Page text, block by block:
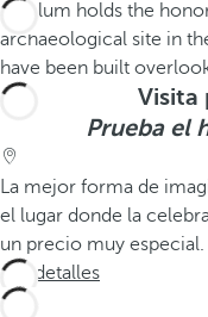
Visita
Prueba el
La mejor forma de
el lugar donde la
un precio muy especial.
Ver detalles